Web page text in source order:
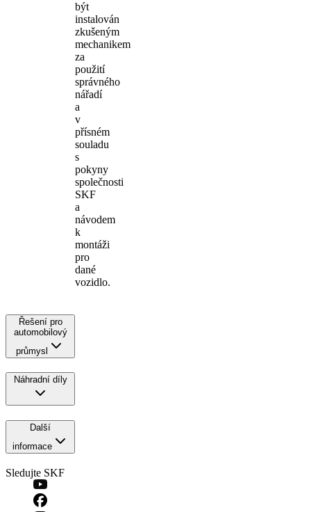
být
instalován
zkušeným
mechanikem
za
použití
správného
nářadí
a
v
přísném
souladu
s
pokyny
společnosti
SKF
a
návodem
k
montáži
pro
dané
vozidlo.
Řešení pro
automobilový
průmysl
Náhradní díly
Další
informace
Sledujte SKF